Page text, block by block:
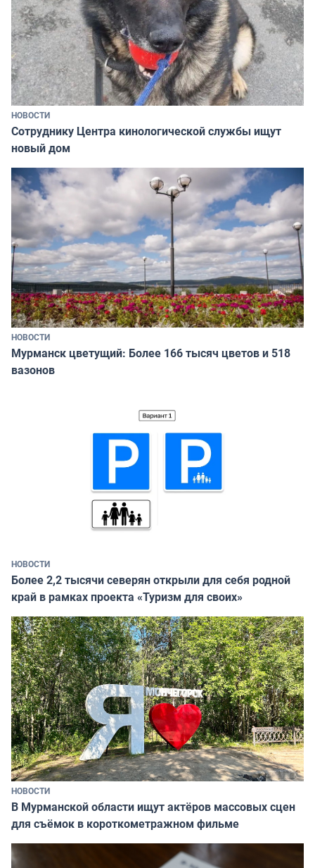
НОВОСТИ
Сотруднику Центра кинологической службы ищут
новый дом
НОВОСТИ
Мурманск цветущий: Более 166 тысяч цветов и 518
вазонов
НОВОСТИ
Более 2,2 тысячи северян открыли для себя родной
край в рамках проекта «Туризм для своих»
НОВОСТИ
В Мурманской области ищут актёров массовых сцен
для съёмок в короткометражном фильме